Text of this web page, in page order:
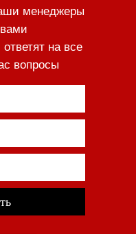
менеджеры
на все
вопросы